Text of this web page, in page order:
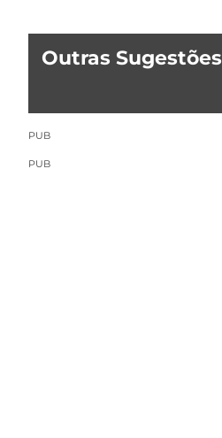
Outras Sugestões
PUB
PUB